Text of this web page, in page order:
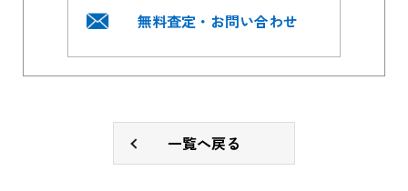
無料査定・お問い合わせ
一覧へ戻る